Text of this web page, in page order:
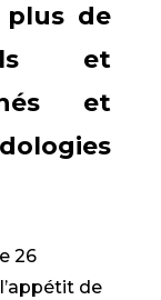
de
et
et
26
de